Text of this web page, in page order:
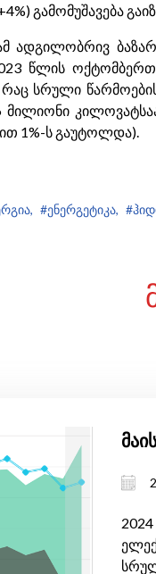
გამომუშავება
ადგილობრივ
წლის
სრული
მილიონი
1%-ს გაუტოლდა).
#ენერგეტიკა,